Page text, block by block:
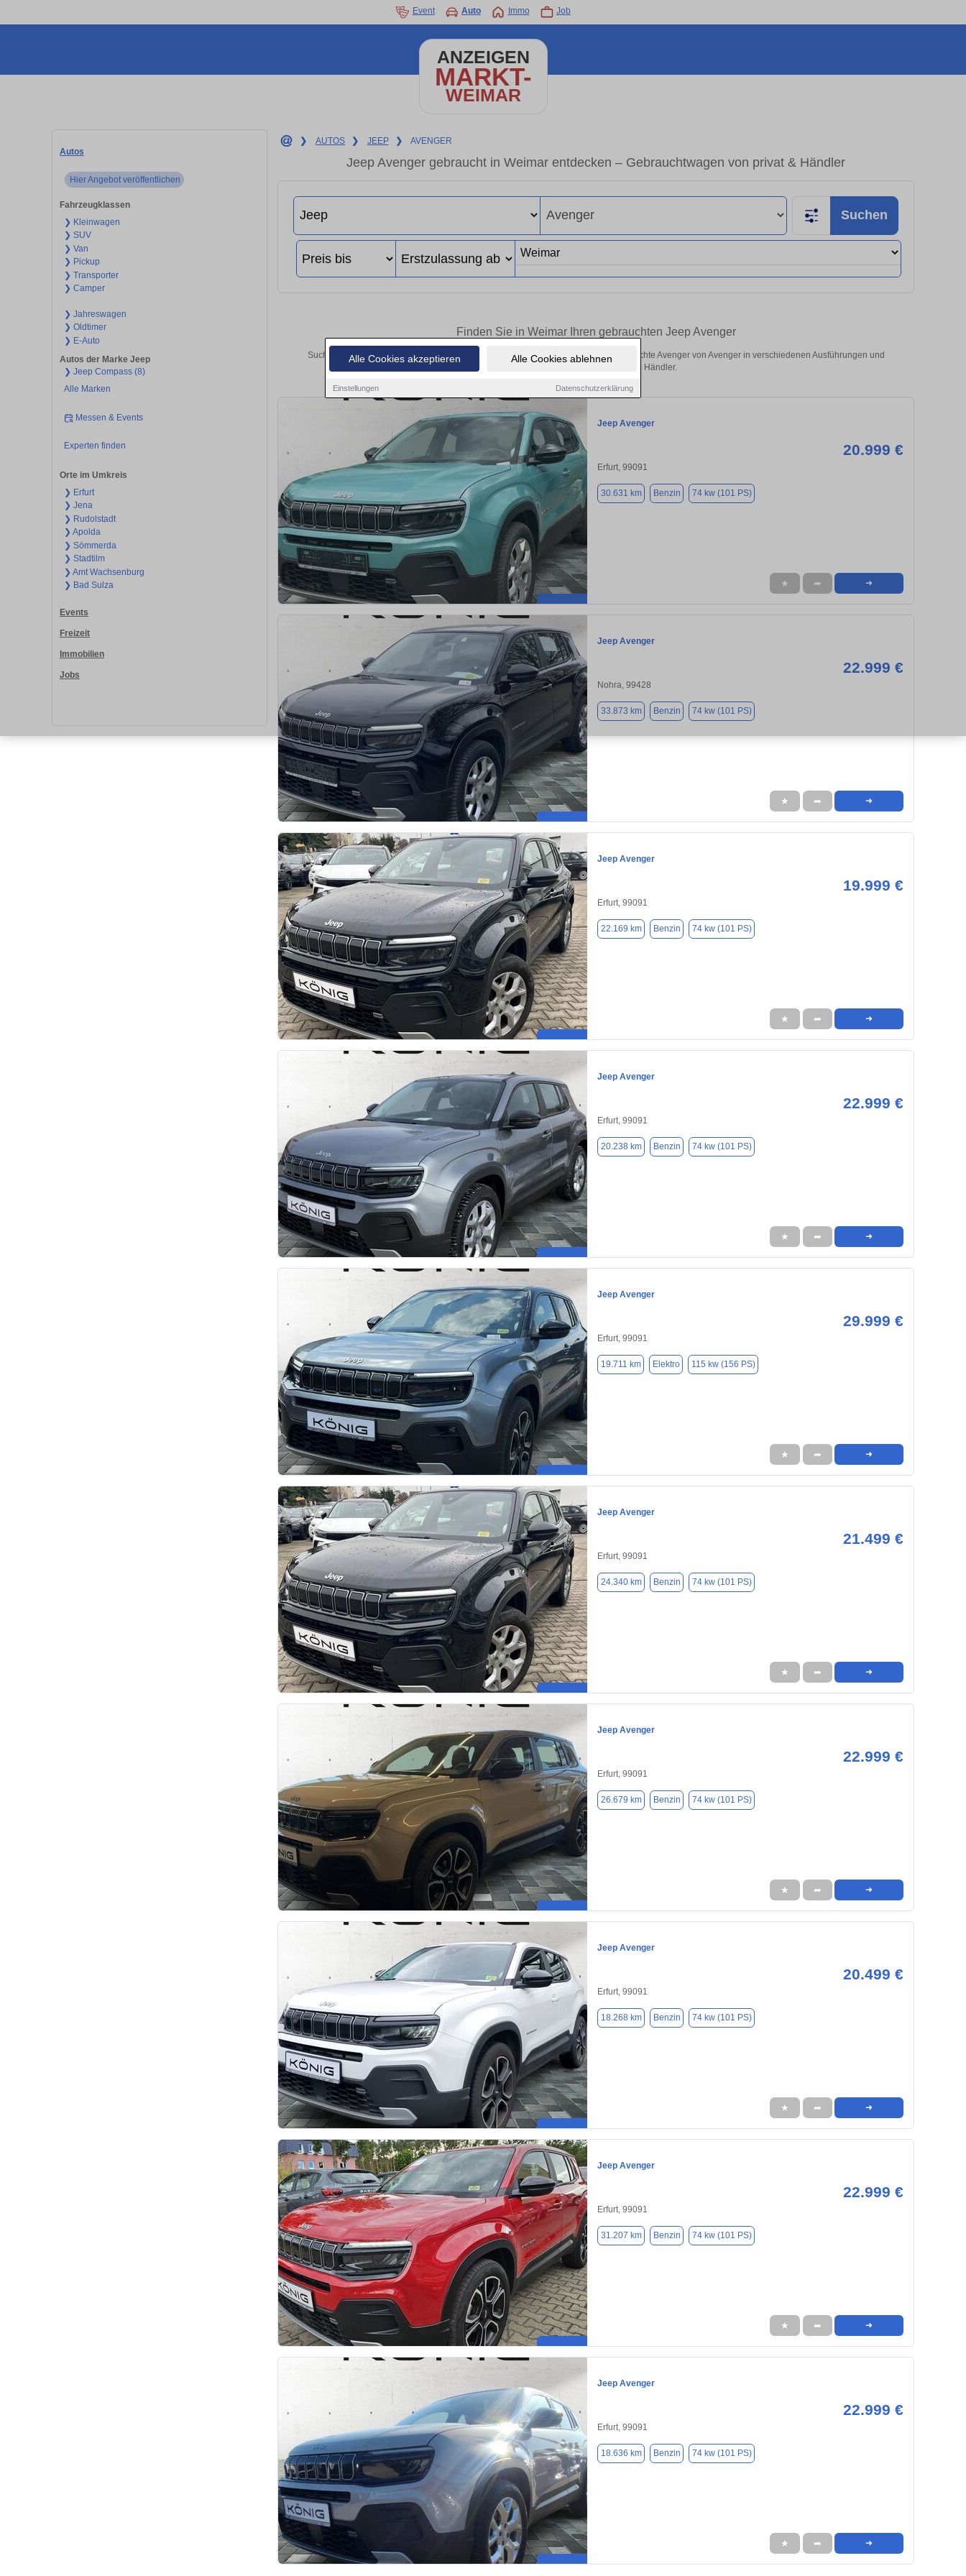
Alle Cookies akzeptieren Alle Cookies ablehnen
Einstellungen Datenschutzerklärung
Event Auto Immo Job
ANZEIGEN
MARKT-
WEIMAR
Autos
Hier Angebot veröffentlichen
Fahrzeugklassen
❯ Kleinwagen
❯ SUV
❯ Van
❯ Pickup
❯ Transporter
❯ Camper
❯ Jahreswagen
❯ Oldtimer
❯ E-Auto
Autos der Marke Jeep
❯ Jeep Compass (8)
Alle Marken
Messen & Events
Experten finden
Orte im Umkreis
❯ Erfurt
❯ Jena
❯ Rudolstadt
❯ Apolda
❯ Sömmerda
❯ Stadtilm
❯ Amt Wachsenburg
❯ Bad Sulza
Events
Freizeit
Immobilien
Jobs
❯ AUTOS ❯ JEEP ❯ AVENGER
Jeep Avenger gebraucht in Weimar entdecken – Gebrauchtwagen von privat & Händler
Suchen
Finden Sie in Weimar Ihren gebrauchten Jeep Avenger
Suchen Sie in Weimar einen Jeep Avenger Gebrauchtwagen? Entdecken Sie gebrauchte Avenger von Avenger in verschiedenen Ausführungen und
Preisklassen von privat und vom Händler.
Jeep Avenger
20.999 €
Erfurt, 99091
30.631 km Benzin 74 kw (101 PS)
★ ➦ ➜
Jeep Avenger
22.999 €
Nohra, 99428
33.873 km Benzin 74 kw (101 PS)
★ ➦ ➜
Jeep Avenger
19.999 €
Erfurt, 99091
22.169 km Benzin 74 kw (101 PS)
★ ➦ ➜
Jeep Avenger
22.999 €
Erfurt, 99091
20.238 km Benzin 74 kw (101 PS)
★ ➦ ➜
Jeep Avenger
29.999 €
Erfurt, 99091
19.711 km Elektro 115 kw (156 PS)
★ ➦ ➜
Jeep Avenger
21.499 €
Erfurt, 99091
24.340 km Benzin 74 kw (101 PS)
★ ➦ ➜
Jeep Avenger
22.999 €
Erfurt, 99091
26.679 km Benzin 74 kw (101 PS)
★ ➦ ➜
Jeep Avenger
20.499 €
Erfurt, 99091
18.268 km Benzin 74 kw (101 PS)
★ ➦ ➜
Jeep Avenger
22.999 €
Erfurt, 99091
31.207 km Benzin 74 kw (101 PS)
★ ➦ ➜
Jeep Avenger
22.999 €
Erfurt, 99091
18.636 km Benzin 74 kw (101 PS)
★ ➦ ➜